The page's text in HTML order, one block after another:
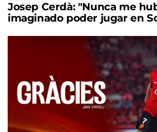
Josep Cerdà: "Nunca me
imaginado poder jugar en